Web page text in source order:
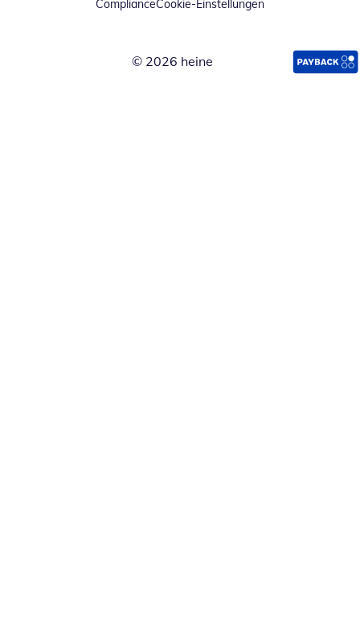
ComplianceCookie-Einstellungen
© 2026 heine